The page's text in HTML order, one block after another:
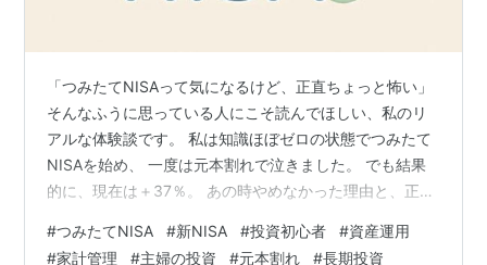
「つみたてNISAって気になるけど、正直ちょっと怖い」
そんなふうに思っている人にこそ読んでほしい、私のリ
アルな体験談です。 私は知識ほぼゼロの状態でつみたて
NISAを始め、 一度は元本割れで泣きました。 でも結果
的に、現在は＋37％。 あの時やめなかった理由と、正直
からなかった きっかけは「ジェイソン流お金の増やし
#つみたてNISA #新NISA #投資初心者 #資産運用
#家計管理 #主婦の投資 #元本割れ #長期投資